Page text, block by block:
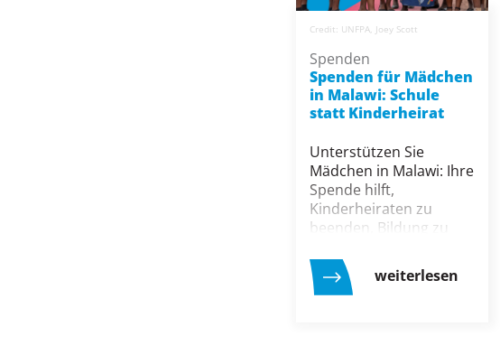
Credit: UNFPA, Joey Scott
Spenden
Spenden für Mädchen
in Malawi: Schule
statt Kinderheirat
Unterstützen Sie
Mädchen in Malawi: Ihre
Spende hilft,
Kinderheiraten zu
beenden, Bildung zu
Mädchen eine
selbstbestimmte
weiterlesen